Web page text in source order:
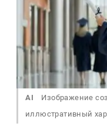
AI
Изображение
иллюстративный